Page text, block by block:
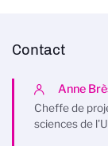
Contact
Anne
Cheffe de
sciences de